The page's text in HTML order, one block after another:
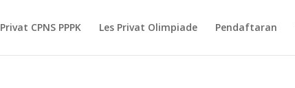
Privat CPNS PPPK Les Privat Olimpiade Pendaftaran